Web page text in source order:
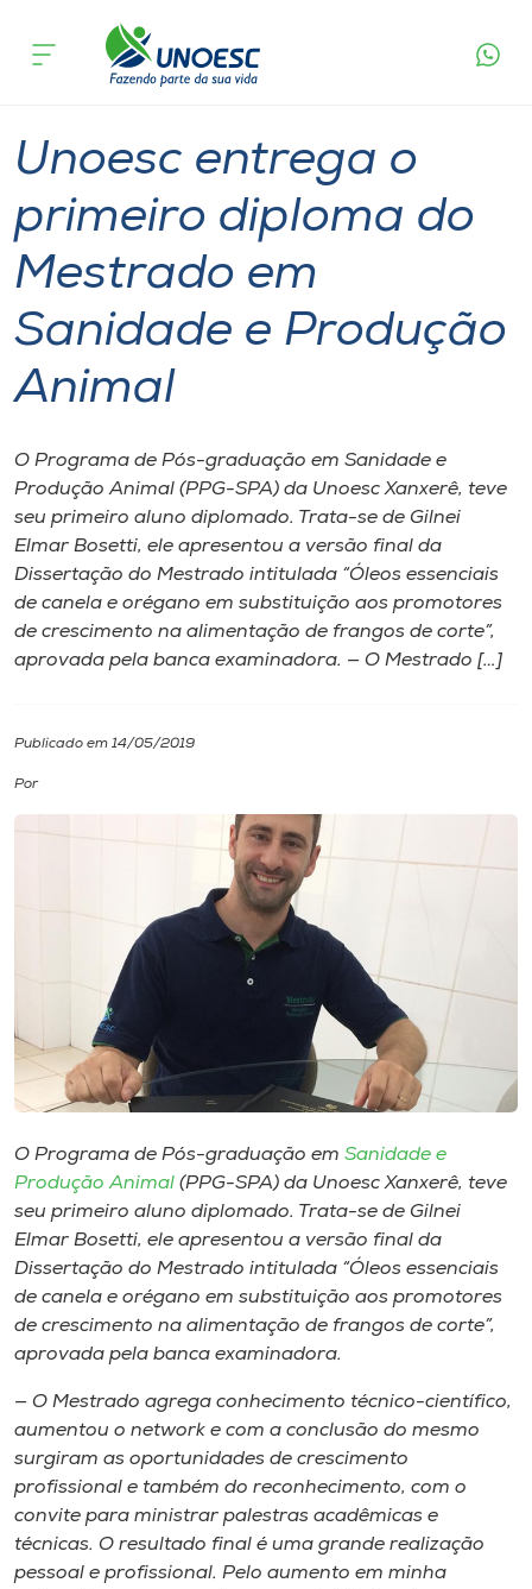
Cursos
Pesquisa
Atendimento ao Estudante
Portal de Ensino
Internacionalização
I.nova
Diplomados
Museu
Unoesc
Store
Selecione
acontece
Unoesc entrega o
primeiro diploma do
Mestrado em
Sanidade e Produção
Animal
O Programa de Pós-graduação em Sanidade e
Produção Animal (PPG-SPA) da Unoesc Xanxerê, teve
seu primeiro aluno diplomado. Trata-se de Gilnei
Elmar Bosetti, ele apresentou a versão final da
Dissertação do Mestrado intitulada “Óleos essenciais
de canela e orégano em substituição aos promotores
de crescimento na alimentação de frangos de corte”,
aprovada pela banca examinadora. — O Mestrado […]
Publicado em 14/05/2019
Por
O Programa de Pós-graduação em Sanidade e
Produção Animal (PPG-SPA) da Unoesc Xanxerê, teve
seu primeiro aluno diplomado. Trata-se de Gilnei
Elmar Bosetti, ele apresentou a versão final da
Dissertação do Mestrado intitulada “Óleos essenciais
de canela e orégano em substituição aos promotores
de crescimento na alimentação de frangos de corte”,
aprovada pela banca examinadora.
— O Mestrado agrega conhecimento técnico-científico,
aumentou o network e com a conclusão do mesmo
surgiram as oportunidades de crescimento
profissional e também do reconhecimento, com o
convite para ministrar palestras acadêmicas e
técnicas. O resultado final é uma grande realização
pessoal e profissional. Pelo aumento em minha